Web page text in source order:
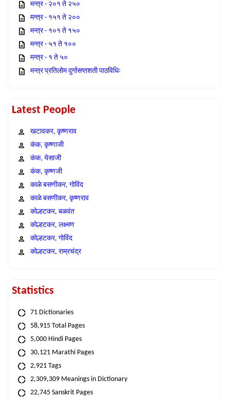
मन्त्र - २०१ ते २५०
मन्त्र - १५१ ते २००
मन्त्र - १०१ ते १५०
मन्त्र - ५१ ते १००
मन्त्र - १ ते ५०
मन्त्र प्रतिलोम दुर्गासप्तशती पाठविधिः
Latest People
खटावकर, कृष्णराव
कंक, कृष्णाजी
कंक, येसाजी
कंक, कृष्णजी
काळे बसणीकर, गोविंद
काळे बसणीकर, कृष्णराव
कोल्हटकर, बळवंत
कोल्हटकर, लक्ष्मण
कोल्हटकर, गोविंद
कोल्हटकर, राम्रचंद्र
Statistics
71 Dictionaries
58,915 Total Pages
5,000 Hindi Pages
30,121 Marathi Pages
2,921 Tags
2,309,309 Meanings in Dictionary
22,745 Sanskrit Pages